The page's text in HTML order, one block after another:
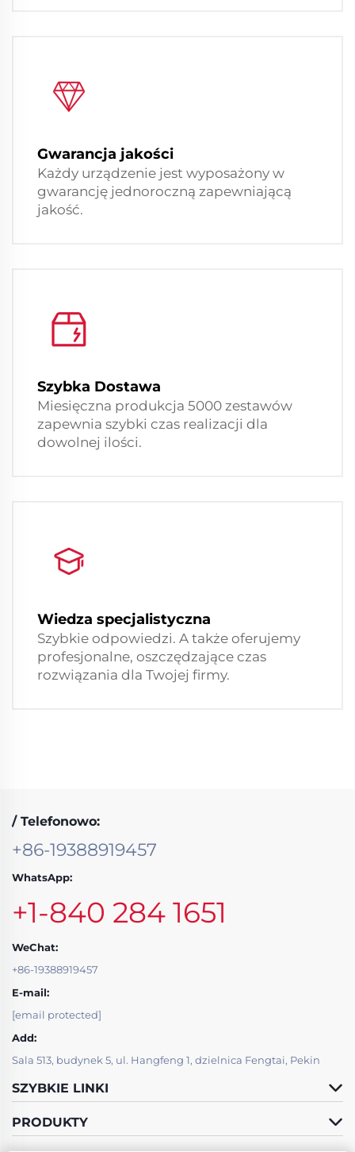
Gwarancja jakości
Każdy urządzenie jest wyposażony w
gwarancję jednoroczną zapewniającą
jakość.
Szybka Dostawa
Miesięczna produkcja 5000 zestawów
zapewnia szybki czas realizacji dla
dowolnej ilości.
Wiedza specjalistyczna
Szybkie odpowiedzi. A także oferujemy
profesjonalne, oszczędzające czas
rozwiązania dla Twojej firmy.
/ Telefonowo:
+86-19388919457
WhatsApp:
+1-840 284 1651
WeChat:
+86-19388919457
E-mail:
[email protected]
Add:
Sala 513, budynek 5, ul. Hangfeng 1, dzielnica Fengtai, Pekin
SZYBKIE LINKI
PRODUKTY